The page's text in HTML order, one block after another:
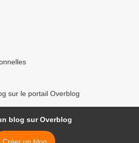
sur le portail Overblog
blog sur Overblog